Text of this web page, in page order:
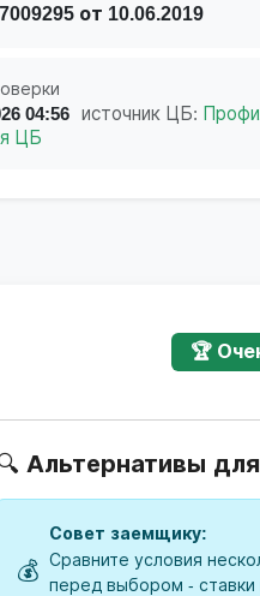
от 10.06.2019
04:56 источник ЦБ:
ЦБ
🏆
Альтернативы
💰
Совет заемщику:
Сравните условия
перед выбором - ставки